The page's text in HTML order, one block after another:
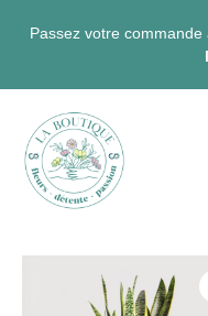
Passez votre